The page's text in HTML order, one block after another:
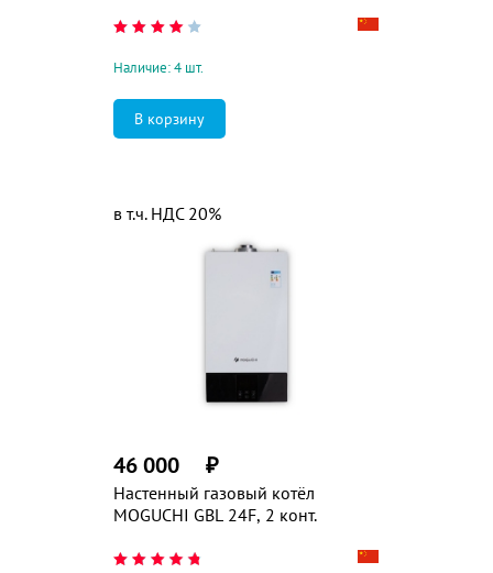
Наличие: 4 шт.
Настенный газовый котёл
MOGUCHI GBL 24F, 2 конт.
46 000 ₽
в т.ч. НДС 20%